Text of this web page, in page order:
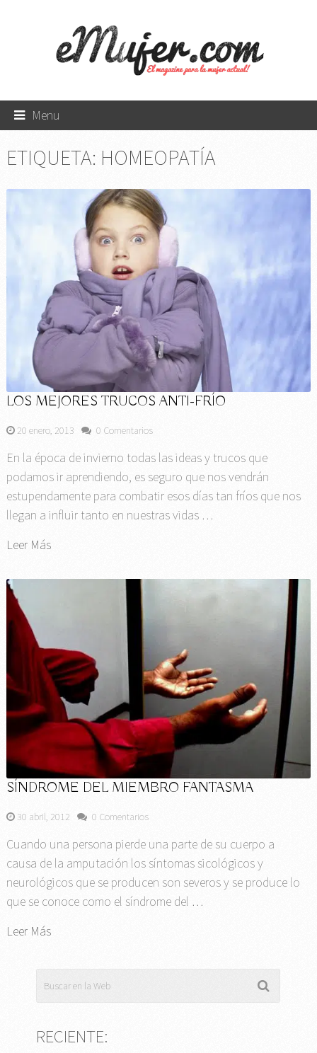
Menu
ETIQUETA: HOMEOPATÍA
LOS MEJORES TRUCOS ANTI-FRÍO
20 enero, 2013 0 Comentarios
En la época de invierno todas las ideas y trucos que
podamos ir aprendiendo, es seguro que nos vendrán
estupendamente para combatir esos días tan fríos que nos
llegan a influir tanto en nuestras vidas …
Leer Más
SÍNDROME DEL MIEMBRO FANTASMA
30 abril, 2012 0 Comentarios
Cuando una persona pierde una parte de su cuerpo a
causa de la amputación los síntomas sicológicos y
neurológicos que se producen son severos y se produce lo
que se conoce como el síndrome del …
Leer Más
RECIENTE: